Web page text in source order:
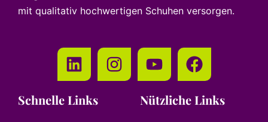
mit qualitativ hochwertigen Schuhen versorgen.
Schnelle Links Nützliche Links